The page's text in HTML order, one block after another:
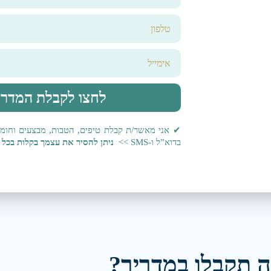
לחצו לקבלת
✔ אני מאשר/ת קבלת טיפים, הטבות, מבצעים
בדוא”ל ו-SMS >>
ניתן להסיר את עצמך בקלות
תקבלו במדריך?